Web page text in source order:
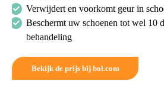
Verwijdert en voorkomt geur in
Beschermt uw schoenen tot wel 10
behandeling
Bekijk de prijs bij bol.com